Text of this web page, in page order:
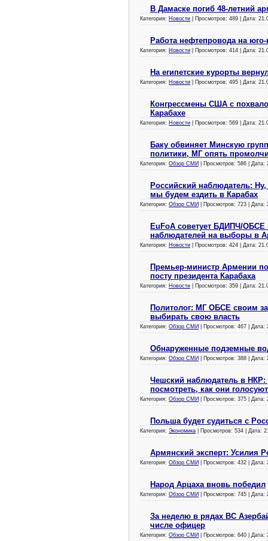
В Дамаске погиб 48-летний
Категория: Новости | Просмотров: 489 | Дата:
Работа нефтепровода на
Категория: Новости | Просмотров: 414 | Дата:
На египетские курорты
Категория: Новости | Просмотров: 495 | Дата:
Конгрессмены США с
Карабахе
Категория: Новости | Просмотров: 569 | Дата:
Баку обвиняет Минскую
политики, МГ опять
Категория: Обзор СМИ | Просмотров: 586 | Дата:
Российский наблюдатель:
мы будем ездить в Карабах
Категория: Обзор СМИ | Просмотров: 723 | Дата:
EuFoA советует БДИПЧ/
наблюдателей на выборы в
Категория: Новости | Просмотров: 424 | Дата:
Премьер-министр Армении
посту президента Карабаха
Категория: Новости | Просмотров: 359 | Дата:
Политолог: МГ ОБСЕ своим
выбирать свою власть
Категория: Обзор СМИ | Просмотров: 467 | Дата:
Обнаруженные подземные
Категория: Обзор СМИ | Просмотров: 388 | Дата:
Чешский наблюдатель в
посмотреть, как они голосуют
Категория: Обзор СМИ | Просмотров: 375 | Дата:
Польша будет судиться с
Категория: Экономика | Просмотров: 534 | Дата:
Армянский эксперт: Усилия
Категория: Обзор СМИ | Просмотров: 432 | Дата:
Народ Арцаха вновь победил
Категория: Обзор СМИ | Просмотров: 745 | Дата:
За неделю в рядах ВС
числе офицер
Категория: Обзор СМИ | Просмотров: 640 | Дата: